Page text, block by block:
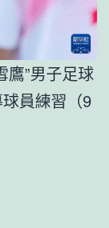
鷹”男子足球
員練習（9